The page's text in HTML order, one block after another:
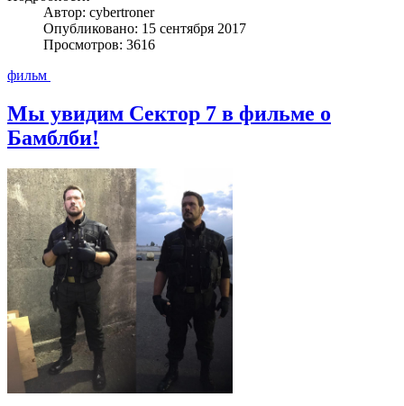
Автор: cybertroner
Опубликовано: 15 сентября 2017
Просмотров: 3616
фильм
Мы увидим Сектор 7 в фильме о
Бамблби!